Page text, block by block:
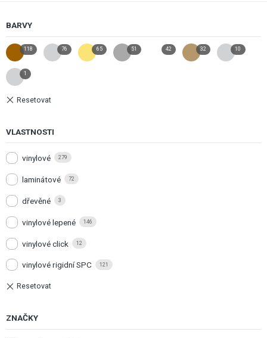
BARVY
118 76 65 51 42 32 10
1
VLASTNOSTI
dřevěné 3
laminátové 72
vinylové 279
vinylové click 12
vinylové lepené 146
vinylové rigidní SPC 121
ZNAČKY